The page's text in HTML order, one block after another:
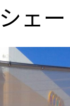
ェー